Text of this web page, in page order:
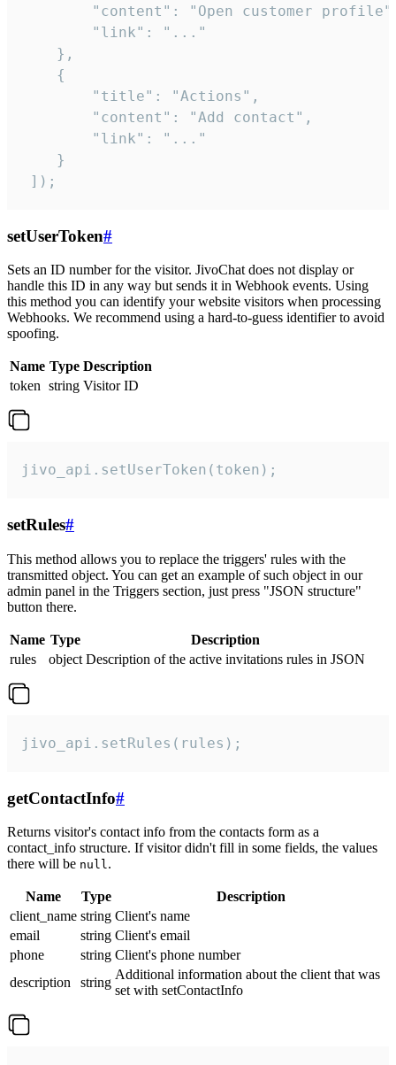
"content": "Open customer
        "link": "..."
    },
    {
        "title": "Actions",
        "content": "Add contact",
        "link": "..."
    }
]);
setUserToken#
Sets an ID number for the visitor. JivoChat does not display or
handle this ID in any way but sends it in Webhook events. Using
this method you can identify your website visitors when processing
Webhooks. We recommend using a hard-to-guess identifier to avoid
spoofing.
Name Type Description
token string Visitor ID
jivo_api.setUserToken(token);
setRules#
This method allows you to replace the triggers' rules with the
transmitted object. You can get an example of such object in our
admin panel in the Triggers section, just press "JSON structure"
button there.
Name Type
Description
rules
object Description of the active invitations rules in JSON
jivo_api.setRules(rules);
getContactInfo#
Returns visitor's contact info from the contacts form as a
contact_info structure. If visitor didn't fill in some fields, the values
there will be null.
Name Type
Description
client_name string Client's name
email
string Client's email
phone
string Client's phone number
description
string
Additional information about the client that was
set with setContactInfo